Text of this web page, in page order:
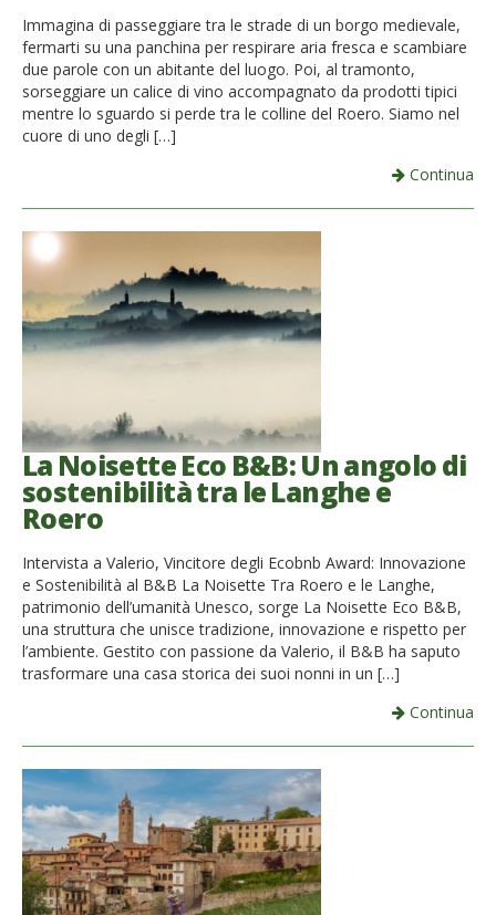
Immagina di passeggiare tra le strade di un borgo medievale,
fermarti su una panchina per respirare aria fresca e scambiare
due parole con un abitante del luogo. Poi, al tramonto,
sorseggiare un calice di vino accompagnato da prodotti tipici
mentre lo sguardo si perde tra le colline del Roero. Siamo nel
cuore di uno degli […]
Continua
La Noisette Eco B&B: Un angolo di
sostenibilità tra le Langhe e
Roero
Intervista a Valerio, Vincitore degli Ecobnb Award: Innovazione
e Sostenibilità al B&B La Noisette Tra Roero e le Langhe,
patrimonio dell’umanità Unesco, sorge La Noisette Eco B&B,
una struttura che unisce tradizione, innovazione e rispetto per
l’ambiente. Gestito con passione da Valerio, il B&B ha saputo
trasformare una casa storica dei suoi nonni in un […]
Continua